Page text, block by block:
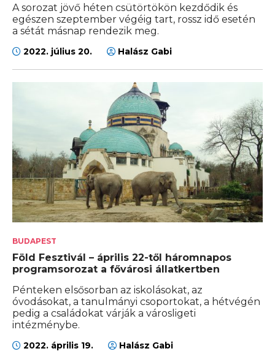
A sorozat jövő héten csütörtökön kezdődik és
egészen szeptember végéig tart, rossz idő esetén
a sétát másnap rendezik meg.
2022. július 20. Halász Gabi
BUDAPEST
Föld Fesztivál – április 22-től háromnapos
programsorozat a fővárosi állatkertben
Pénteken elsősorban az iskolásokat, az
óvodásokat, a tanulmányi csoportokat, a hétvégén
pedig a családokat várják a városligeti
intézménybe.
2022. április 19. Halász Gabi